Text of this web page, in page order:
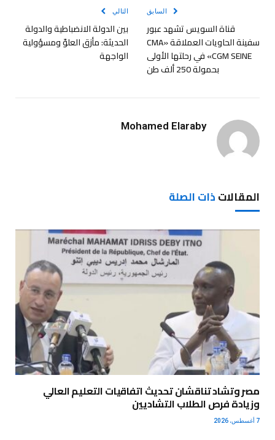
السابق
قناة السويس تشهد عبور
سفينة الحاويات العملاقة «CMA
CGM SEINE» في رحلتها الأولى
بحمولة 250 ألف طن
التالي
بين الدولة الانضباطية والدولة
الحديثة: مأزق العلوّ ومسؤولية
الواجهة
Mohamed Elaraby
المقالاتذات الصلة
مصر وتشاد تناقشان تحديث اتفاقيات التعليم العالي
وزيادة فرص الطلاب التشاديين
7 أغسطس، 2026